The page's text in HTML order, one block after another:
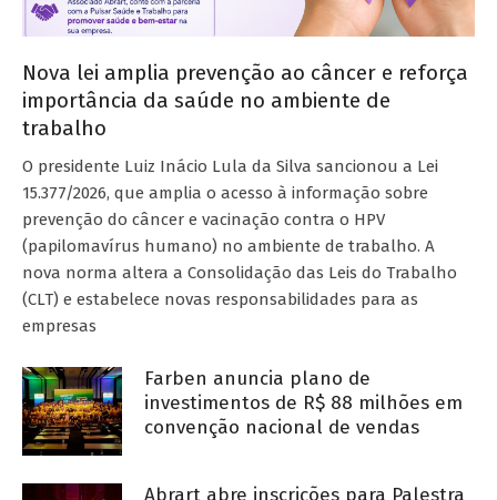
Nova lei amplia prevenção ao câncer e reforça
importância da saúde no ambiente de
trabalho
O presidente Luiz Inácio Lula da Silva sancionou a Lei
15.377/2026, que amplia o acesso à informação sobre
prevenção do câncer e vacinação contra o HPV
(papilomavírus humano) no ambiente de trabalho. A
nova norma altera a Consolidação das Leis do Trabalho
(CLT) e estabelece novas responsabilidades para as
empresas
Farben anuncia plano de
investimentos de R$ 88 milhões em
convenção nacional de vendas